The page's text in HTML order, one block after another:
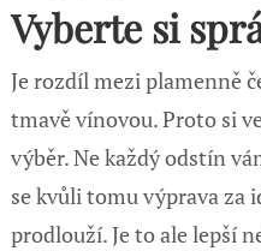
Vyberte si
Je rozdíl mezi plamenně
tmavě vínovou. Proto si
výběr. Ne každý odstín
se kvůli tomu výprava za
prodlouží. Je to ale lepší